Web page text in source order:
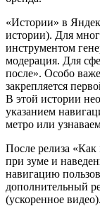
«Истории» в
истории). Для
инструментом
модерация. Для
после». Особо
закрепляется
В этой истории
указанием
метро или
После релиза
при зуме и
навигацию
дополнительный
(ускоренное видео).